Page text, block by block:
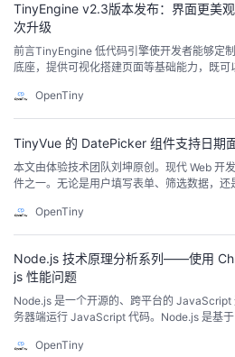
者
我
子
直
的
我
TinyEngine v2.3版本发布：界面更美
次升级
前言TinyEngine 低代码引擎使开发者能够定
底座，提供可视化搭建页面等基础能力，既
景的低代码平台开发，如：资源编排、服务端
端、页面编排等。近期，TinyEngine 正式推
OpenTiny
TinyVue 的 DatePicker 组件支持日期
本文由体验技术团队刘坤原创。现代 Web 开
件之一。无论是用户填写表单、筛选数据，
使用，例如在弹窗、浮层或抽屉中展示，以
新升级，支持日期面板单独使用！无论您是
OpenTiny
Node.js 技术原理分析系列——使用
js 性能问题
Node.js 是一个开源的、跨平台的
务器端运行 JavaScript 代码。Node.js 是基
应用、命令行工具等。本系列将分为9篇文章
OpenTiny